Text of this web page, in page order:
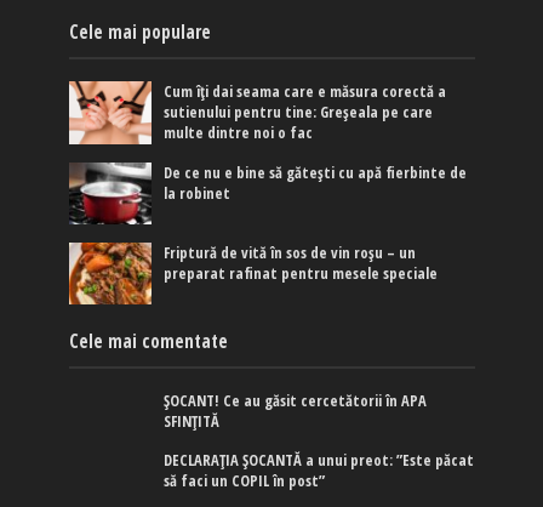
Cele mai populare
Cum îți dai seama care e măsura corectă a
sutienului pentru tine: Greșeala pe care
multe dintre noi o fac
De ce nu e bine să gătești cu apă fierbinte de
la robinet
Friptură de vită în sos de vin roșu – un
preparat rafinat pentru mesele speciale
Cele mai comentate
ȘOCANT! Ce au găsit cercetătorii în APA
SFINȚITĂ
DECLARAȚIA ȘOCANTĂ a unui preot: ”Este păcat
să faci un COPIL în post”